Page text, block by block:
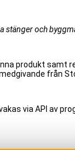
stänger och
produkt samt
från
via API av